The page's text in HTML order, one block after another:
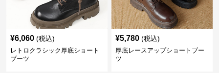
¥6,060 (税込)
レトロクラシック厚底ショート
ブーツ
¥5,780 (税込)
厚底レースアップショートブー
ツ